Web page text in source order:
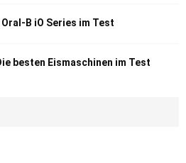
B iO Series im Test
besten Eismaschinen im Test